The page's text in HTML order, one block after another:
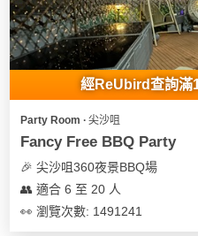
經ReUbird查詢滿
Party Room ∙ 尖沙咀
Fancy Free BBQ Party
🎉 尖沙咀360夜景BBQ場
👥 適合 6 至 20 人
👀 瀏覽次數: 1491241